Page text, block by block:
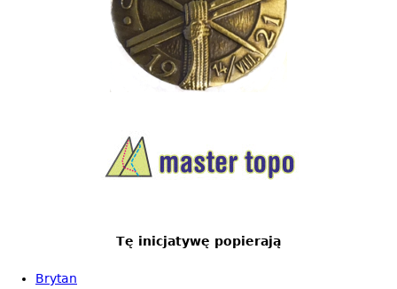
Tę inicjatywę popierają
Brytan